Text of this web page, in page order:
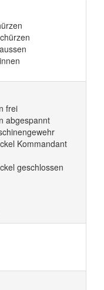
frei
abgespannt
Kommandant
geschlossen